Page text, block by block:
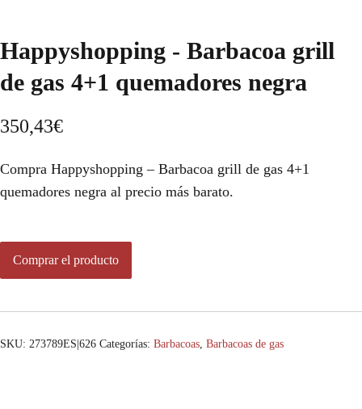
Happyshopping - Barbacoa grill
de gas 4+1 quemadores negra
350,43€
Compra Happyshopping – Barbacoa grill de gas 4+1
quemadores negra al precio más barato.
Comprar el producto
SKU: 273789ES|626 Categorías: Barbacoas, Barbacoas de gas